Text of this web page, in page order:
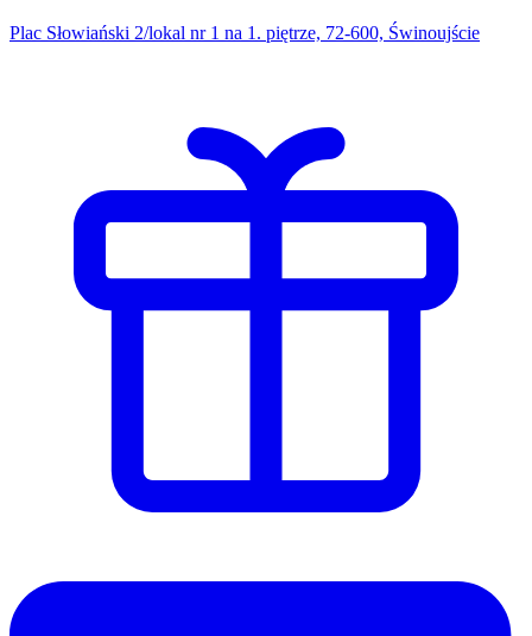
Plac Słowiański 2/lokal nr 1 na 1. piętrze, 72-600, Świnoujście